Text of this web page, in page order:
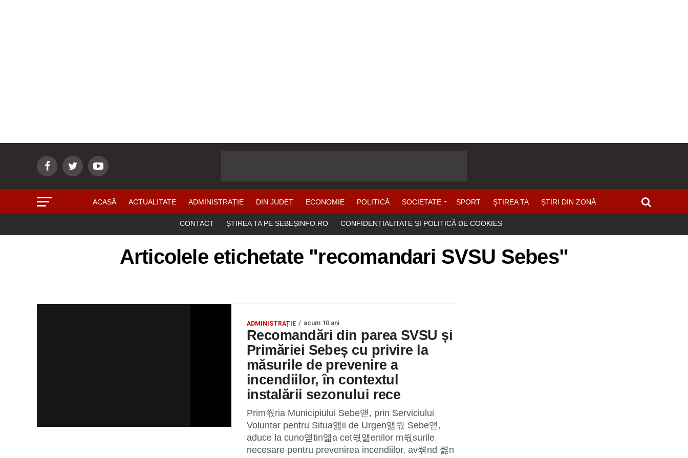
ACASĂ ACTUALITATE ADMINISTRAȚIE DIN JUDEȚ ECONOMIE POLITICĂ SOCIETATE SPORT ŞTIREA TA ȘTIRI DIN ZONĂ
CONTACT ȘTIREA TA PE SEBEȘINFO.RO CONFIDENȚIALITATE ȘI POLITICĂ DE COOKIES
Articolele etichetate "recomandari SVSU Sebes"
ADMINISTRAȚIE acum 10 ani
Recomandări din parea SVSU și
Primăriei Sebeș cu privire la
măsurile de prevenire a
incendiilor, în contextul
instalării sezonului rece
Prim쒃ria Municipiului Sebe얟, prin Serviciului
Voluntar pentru Situa얣ii de Urgen얣쒃 Sebe얟,
aduce la cuno얟tin얣a cet쒃얣enilor m쒃surile
necesare pentru prevenirea incendiilor, av쎢nd 쎮n